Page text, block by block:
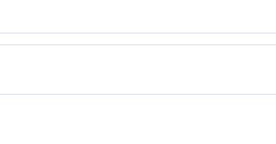
EXTRACT, ROSMARINUS OFFICINALIS LEAF EXTRACT,
MAJUS EXTRACT, ETHYLHEXYLGLYCERIN,
nim twarz, omijając okolice oczu. Można
pielęgnacji.